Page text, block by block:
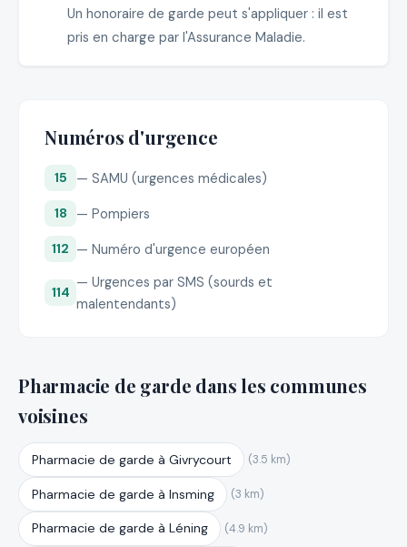
Un honoraire de garde peut s'appliquer : il est
pris en charge par l'Assurance Maladie.
Numéros d'urgence
15 — SAMU (urgences médicales)
18 — Pompiers
112 — Numéro d'urgence européen
114
— Urgences par SMS (sourds et
malentendants)
Pharmacie de garde dans les communes
voisines
Pharmacie de garde à Givrycourt (3.5 km)
Pharmacie de garde à Insming (3 km)
Pharmacie de garde à Léning (4.9 km)